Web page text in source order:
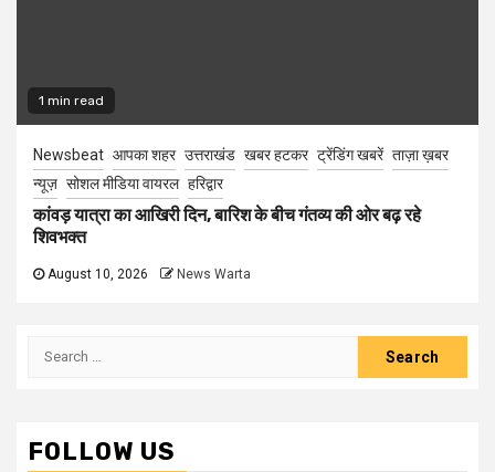
1 min read
Newsbeat आपका शहर उत्तराखंड खबर हटकर ट्रेंडिंग खबरें ताज़ा ख़बर
न्यूज़ सोशल मीडिया वायरल हरिद्वार
कांवड़ यात्रा का आखिरी दिन, बारिश के बीच गंतव्य की ओर बढ़ रहे
शिवभक्त
August 10, 2026 News Warta
Search
FOLLOW US